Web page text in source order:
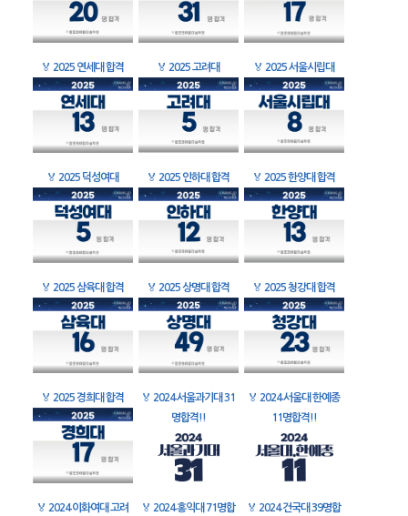
🏅 2025 연세대 합격 🏅 2025 고려대 🏅 2025 서울시립대
🏅 2025 덕성여대 🏅 2025 인하대 합격 🏅 2025 한양대 합격
🏅 2025 삼육대 합격 🏅 2025 상명대 합격 🏅 2025 청강대 합격
🏅 2025 경희대 합격 🏅 2024 서울과기대 31
명합격!!
🏅 2024 서울대 한예종
11명합격!!
🏅 2024 이화여대 고려
🏅 2024 홍익대 71명합
🏅 2024 건국대 39명합